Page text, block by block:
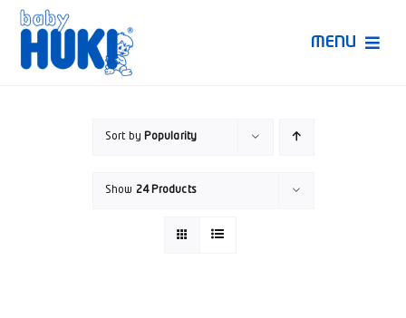
Skip
content
MENU
Sort by Popularity
Show 24 Products